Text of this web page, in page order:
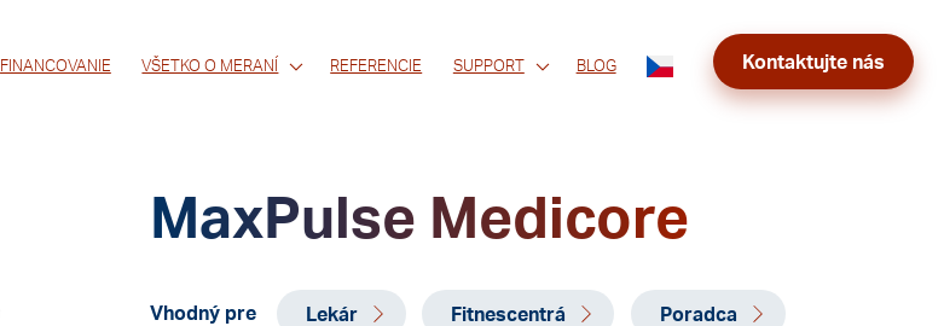
FINANCOVANIE VŠETKO O MERANÍ REFERENCIE SUPPORT BLOG Kontaktujte nás
MaxPulse Medicore
Vhodný pre Lekár Fitnescentrá Poradca